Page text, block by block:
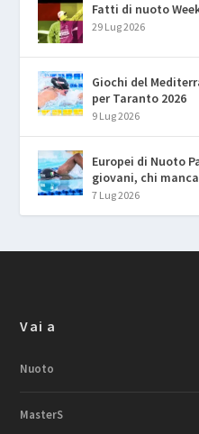
Fatti di nuoto
29 Lug 2026
Giochi del
per Taranto 2026
9 Lug 2026
Europei di Nuoto
giovani, chi
7 Lug 2026
Vai a
Nuoto
MasterS